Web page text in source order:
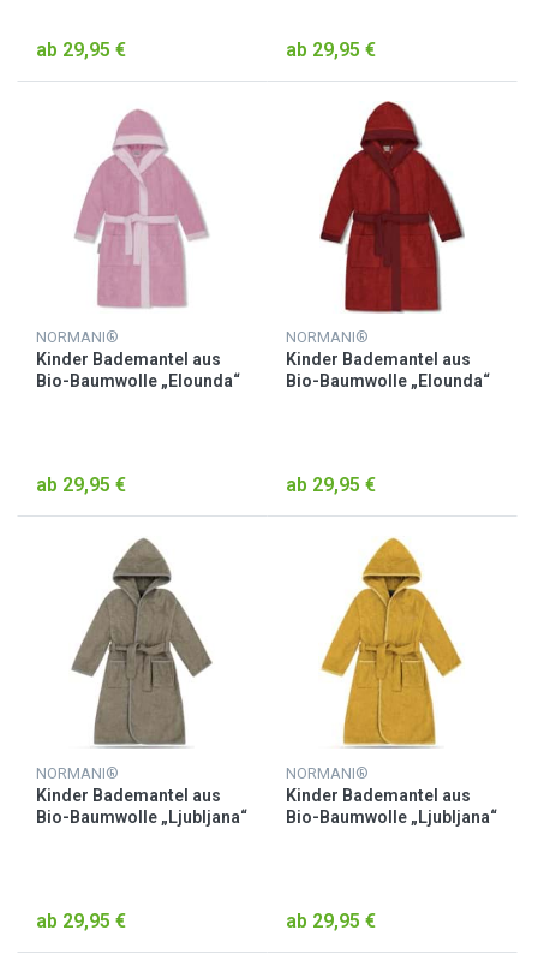
ab 29,95 € ab 29,95 €
NORMANI®
Kinder Bademantel aus
Bio-Baumwolle „Elounda“
ab 29,95 €
NORMANI®
Kinder Bademantel aus
Bio-Baumwolle „Elounda“
ab 29,95 €
NORMANI®
Kinder Bademantel aus
Bio-Baumwolle „Ljubljana“
ab 29,95 €
NORMANI®
Kinder Bademantel aus
Bio-Baumwolle „Ljubljana“
ab 29,95 €